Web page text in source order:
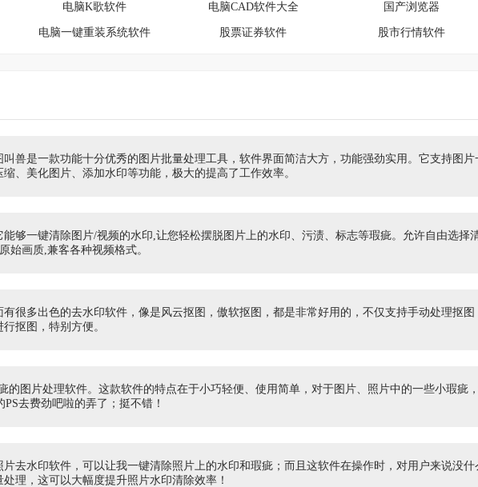
电脑K歌软件 电脑CAD软件大全 国产浏览器
电脑一键重装系统软件汇总 股票证券软件 股市行情软件
兽是一款功能十分优秀的图片批量处理工具，软件界面简洁大方，功能强劲实用。它支持图片
、美化图片、添加水印等功能，极大的提高了工作效率。
够一键清除图片/视频的水印,让您轻松摆脱图片上的水印、污渍、标志等瑕疵。允许自由选择
始画质,兼客各种视频格式。
很多出色的去水印软件，像是风云抠图，傲软抠图，都是非常好用的，不仅支持手动处理抠图
抠图，特别方便。
的图片处理软件。这款软件的特点在于小巧轻便、使用简单，对于图片、照片中的一些小瑕疵
去费劲吧啦的弄了；挺不错！
去水印软件，可以让我一键清除照片上的水印和瑕疵；而且这软件在操作时，对用户来说没什
理，这可以大幅度提升照片水印清除效率！